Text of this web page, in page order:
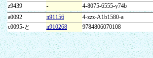
z9439
- 4-8075-6555-y74b
a0092
n91156 4-zzz-A1b1580-a
c0095-と
n910268 9784806070108